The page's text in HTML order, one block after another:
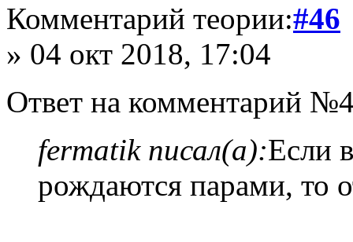
Комментарий теории:#46
» 04 окт 2018, 17:04
Ответ на комментарий
fermatik писал(а):Если
рождаются парами, то